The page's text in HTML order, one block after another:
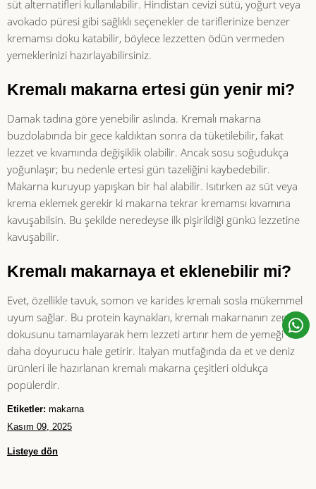
süt alternatifleri kullanılabilir. Hindistan cevizi sütü, yoğurt veya
avokado püresi gibi sağlıklı seçenekler de tariflerinize benzer
kremamsı doku katabilir, böylece lezzetten ödün vermeden
yemeklerinizi hazırlayabilirsiniz.
Kremalı makarna ertesi gün yenir mi?
Damak tadına göre yenebilir aslında. Kremalı makarna
buzdolabında bir gece kaldıktan sonra da tüketilebilir, fakat
lezzet ve kıvamında değişiklik olabilir. Ancak sosu soğudukça
yoğunlaşır; bu nedenle ertesi gün tazeliğini kaybedebilir.
Makarna kuruyup yapışkan bir hal alabilir. Isıtırken az süt veya
krema eklemek gerekir ki makarna tekrar kremamsı kıvamına
kavuşabilsin. Bu şekilde neredeyse ilk pişirildiği günkü lezzetine
kavuşabilir.
Kremalı makarnaya et eklenebilir mi?
Evet, özellikle tavuk, somon ve karides kremalı sosla mükemmel
uyum sağlar. Bu protein kaynakları, kremalı makarnanın zengin
dokusunu tamamlayarak hem lezzeti artırır hem de yemeği
daha doyurucu hale getirir. İtalyan mutfağında da et ve deniz
ürünleri ile hazırlanan kremalı makarna çeşitleri oldukça
popülerdir.
Etiketler: makarna
Kasım 09, 2025
Listeye dön